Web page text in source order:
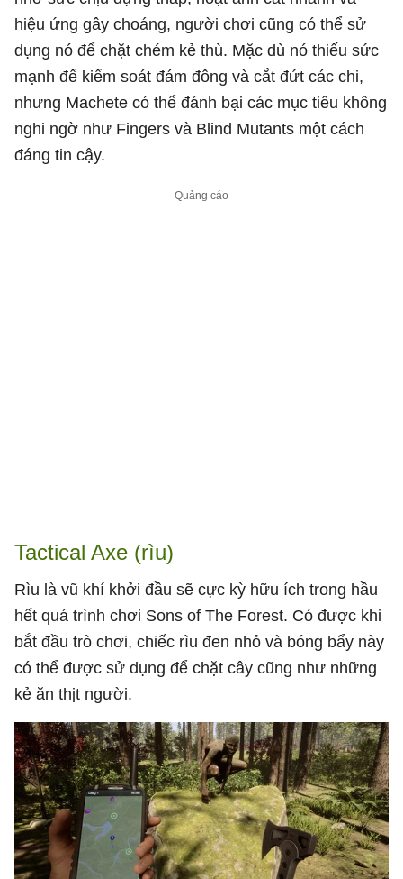
hiệu ứng gây choáng, người chơi cũng có thể sử
dụng nó để chặt chém kẻ thù. Mặc dù nó thiếu sức
mạnh để kiểm soát đám đông và cắt đứt các chi,
nhưng Machete có thể đánh bại các mục tiêu không
nghi ngờ như Fingers và Blind Mutants một cách
đáng tin cậy.
Tactical Axe (rìu)
Rìu là vũ khí khởi đầu sẽ cực kỳ hữu ích trong hầu
hết quá trình chơi Sons of The Forest. Có được khi
bắt đầu trò chơi, chiếc rìu đen nhỏ và bóng bẩy này
có thể được sử dụng để chặt cây cũng như những
kẻ ăn thịt người.